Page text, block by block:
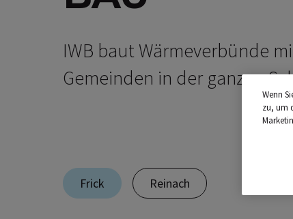
IWB baut Wärmeverbünde
Gemeinden in der ganzen
Frick Reinach
Wenn
zu, um